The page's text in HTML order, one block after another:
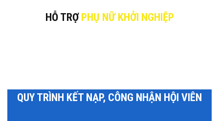
HỖ TRỢPHỤ NỮ KHỞI NGHIỆP
QUY TRÌNH KẾT NẠP, CÔNG NHẬN HỘI VIÊN